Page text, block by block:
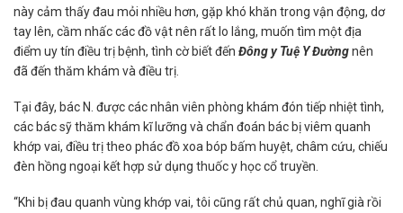
này cảm thấy đau mỏi nhiều hơn, gặp khó khăn trong vận động, dơ
tay lên, cầm nhấc các đồ vật nên rất lo lắng, muốn tìm một địa
điểm uy tín điều trị bệnh, tình cờ biết đến Đông y Tuệ Y Đườngnên
đã đến thăm khám và điều trị.
Tại đây, bác N. được các nhân viên phòng khám đón tiếp nhiệt tình,
các bác sỹ thăm khám kĩ lưỡng và chẩn đoán bác bị viêm quanh
khớp vai, điều trị theo phác đồ xoa bóp bấm huyệt, châm cứu, chiếu
đèn hồng ngoại kết hợp sử dụng thuốc y học cổ truyền.
“Khi bị đau quanh vùng khớp vai, tôi cũng rất chủ quan, nghĩ già rồi